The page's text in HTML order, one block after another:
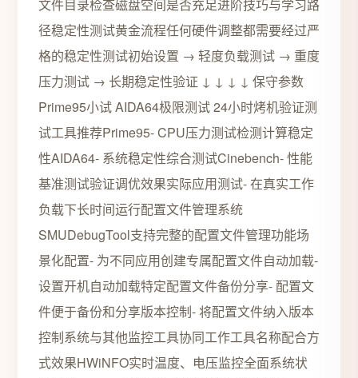
文件目录检查磁盘空间是否充足进阶技巧与学习路
径稳定性测试黄金流程任何硬件调整都需要经过严
格的稳定性测试初始设置 → 轻度负载测试 → 重度
压力测试 → 长期稳定性验证 ↓ ↓ ↓ ↓ 保守参数
Prime95小试 AIDA64极限测试 24小时烤机验证测
试工具推荐Prime95- CPU压力测试检测计算稳定
性AIDA64- 系统稳定性综合测试Cinebench- 性能
基准测试验证调优效果实际应用测试- 在真实工作
负载下长时间运行配置文件管理系统
SMUDebugTool支持完整的配置文件管理功能场
景化配置- 为不同应用创建专属配置文件自动加载-
设置开机自动加载特定配置文件备份分享- 配置文
件便于备份和分享版本控制- 将配置文件纳入版本
控制系统与其他监控工具协同工作工具名称配合方
式效果HWiNFO实时温度、电压监控全面系统状